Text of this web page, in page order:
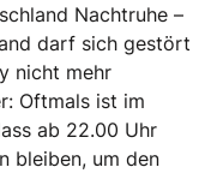
Nachtruhe –
darf sich gestört
nicht mehr
Oftmals ist im
ab 22.00 Uhr
bleiben, um den